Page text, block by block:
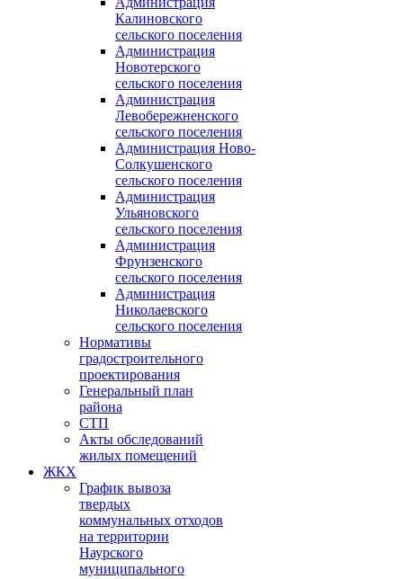
Калиновского
сельского поселения
Администрация
Новотерского
сельского поселения
Администрация
Левобережненского
сельского поселения
Администрация Ново-
Солкушенского
сельского поселения
Администрация
Ульяновского
сельского поселения
Администрация
Фрунзенского
сельского поселения
Администрация
Николаевского
сельского поселения
Нормативы
градостроительного
проектирования
Генеральный план
района
СТП
Акты обследований
жилых помещений
ЖКХ
График вывоза
твердых
коммунальных отходов
на территории
Наурского
муниципального